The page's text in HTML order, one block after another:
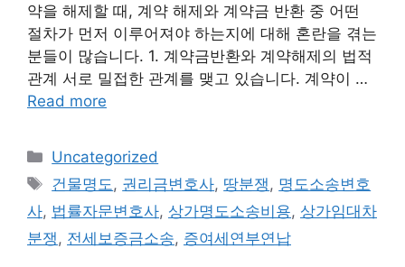
약을 해제할 때, 계약 해제와 계약금 반환 중 어떤
절차가 먼저 이루어져야 하는지에 대해 혼란을 겪는
분들이 많습니다. 1. 계약금반환와 계약해제의 법적
관계 서로 밀접한 관계를 맺고 있습니다. 계약이 …
Read more
Categories
Uncategorized
Tags
건물명도 , 권리금변호사, 땅분쟁 , 명도소송변호
사, 법률자문변호사, 상가명도소송비용, 상가임대차
분쟁 , 전세보증금소송, 증여세연부연납